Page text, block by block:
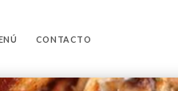
CONTACTO